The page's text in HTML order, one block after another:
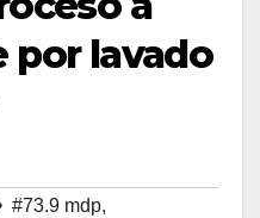
por lavado
#73.9 mdp,